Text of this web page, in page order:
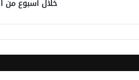
خلال أسبوع من